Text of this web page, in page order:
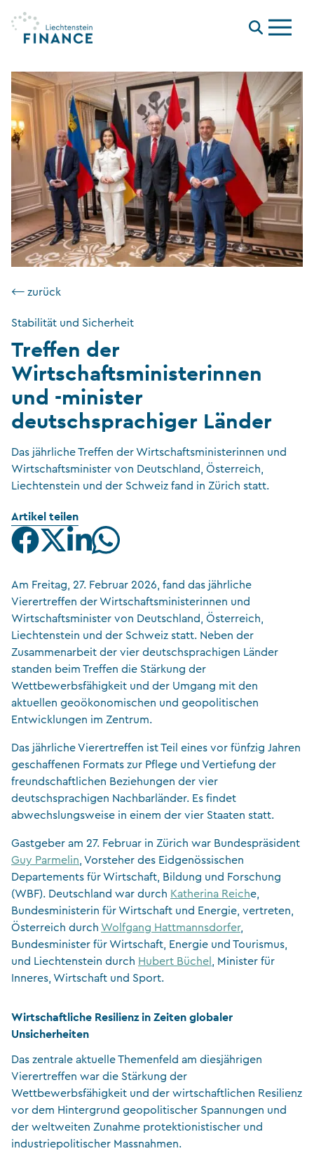
Menu
⟵ zurück
Stabilität und Sicherheit
Treffen der
Wirtschaftsministerinnen
und -minister
deutschsprachiger Länder
Das jährliche Treffen der Wirtschaftsministerinnen und
Wirtschaftsminister von Deutschland, Österreich,
Liechtenstein und der Schweiz fand in Zürich statt.
Artikel teilen
Am Freitag, 27. Februar 2026, fand das jährliche
Vierertreffen der Wirtschaftsministerinnen und
Wirtschaftsminister von Deutschland, Österreich,
Liechtenstein und der Schweiz statt. Neben der
Zusammenarbeit der vier deutschsprachigen Länder
standen beim Treffen die Stärkung der
Wettbewerbsfähigkeit und der Umgang mit den
aktuellen geoökonomischen und geopolitischen
Entwicklungen im Zentrum.
Das jährliche Vierertreffen ist Teil eines vor fünfzig Jahren
geschaffenen Formats zur Pflege und Vertiefung der
freundschaftlichen Beziehungen der vier
deutschsprachigen Nachbarländer. Es findet
abwechslungsweise in einem der vier Staaten statt.
Gastgeber am 27. Februar in Zürich war Bundespräsident
Guy Parmelin , Vorsteher des Eidgenössischen
Departements für Wirtschaft, Bildung und Forschung
(WBF). Deutschland war durch Katherina Reiche,
Bundesministerin für Wirtschaft und Energie, vertreten,
Österreich durch Wolfgang Hattmannsdorfer,
Bundesminister für Wirtschaft, Energie und Tourismus,
und Liechtenstein durch Hubert Büchel
, Minister für
Inneres, Wirtschaft und Sport.
Wirtschaftliche Resilienz in Zeiten globaler
Unsicherheiten
Das zentrale aktuelle Themenfeld am diesjährigen
Vierertreffen war die Stärkung der
Wettbewerbsfähigkeit und der wirtschaftlichen Resilienz
vor dem Hintergrund geopolitischer Spannungen und
der weltweiten Zunahme protektionistischer und
industriepolitischer Massnahmen.